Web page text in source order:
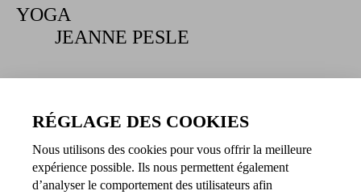
YOGA
JEANNE PESLE
22.05.2024 à 10:30
23.05.2024 à 10:30
24.05.2024 à 10:30
RÉGLAGE DES COOKIES
Nous utilisons des cookies pour vous offrir la meilleure
expérience possible. Ils nous permettent également
d’analyser le comportement des utilisateurs afin